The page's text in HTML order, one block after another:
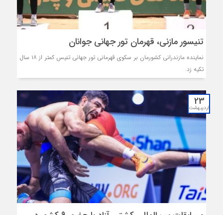
تنیسور مازنی، قهرمان تور جهانی جوانان
نماینده مازندرانی کشورمان بر سکوی قهرمانی تور جهانی تنیس کمتر از ۱۸ سال
تکیه زد.
23
اردیبهشت